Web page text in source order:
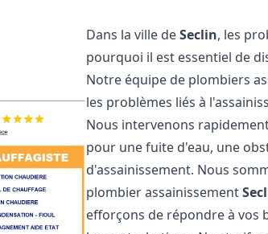
Dans la ville deSeclin, les
pourquoi il est essentiel de
Notre équipe de plombiers
les problèmes liés à
Nous intervenons
pour une fuite d'eau, une
d'assainissement. Nous
plombier assainissement
efforçons de répondre à vos